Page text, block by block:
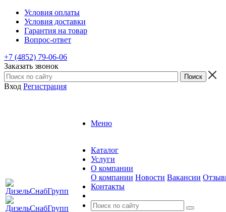
Условия оплаты
Условия доставки
Гарантия на товар
Вопрос-ответ
+7 (4852) 79-06-06
Заказать звонок
Вход Регистрация
Меню
Каталог
Услуги
О компании
О компании Новости Вакансии
Контакты